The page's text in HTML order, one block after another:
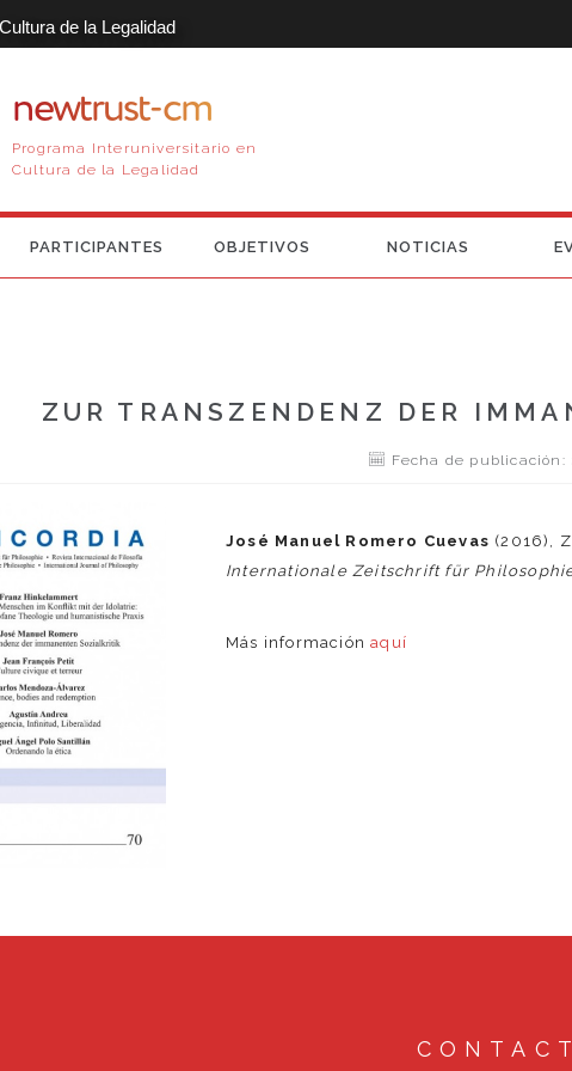
de la Legalidad
newtrust-cm
Programa Interuniversitario en
Cultura de la Legalidad
PARTICIPANTES OBJETIVOS NOTICIAS
ZUR TRANSZENDENZ DER
Fecha de publicación:
José Manuel Romero Cuevas (2016),
Internationale Zeitschrift für
Más informaciónaquí